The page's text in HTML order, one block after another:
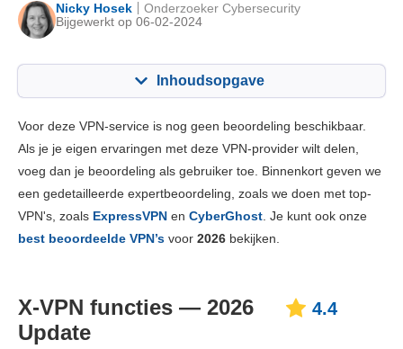
Nicky Hosek
Bijgewerkt op 06-02-2024
Onderzoeker Cybersecurity
Inhoudsopgave
Belangrijkste functies 4.4
Installatie en apps 6.0
Betrouwbaarheid & Ondersteuning 6.3
Voor deze VPN-service is nog geen beoordeling beschikbaar.
Als je je eigen ervaringen met deze VPN-provider wilt delen,
voeg dan je beoordeling als gebruiker toe. Binnenkort geven we
een gedetailleerde expertbeoordeling, zoals we doen met top-
VPN's, zoals ExpressVPN en CyberGhost. Je kunt ook onze
best beoordeelde VPN’s voor 2026 bekijken.
X-VPN functies — 2026
Update
4.4